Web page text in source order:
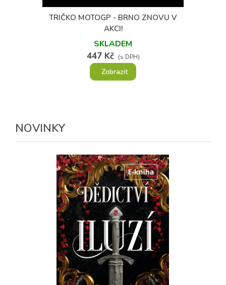
TRIČKO MOTOGP - BRNO ZNOVU V
AKCI!
SKLADEM
447 Kč (s DPH)
Zobrazit
NOVINKY